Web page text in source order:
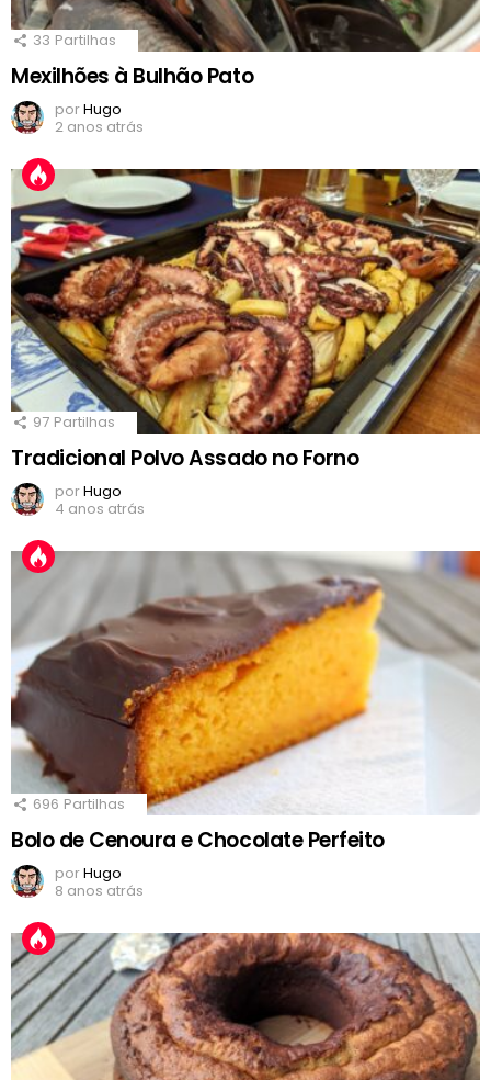
33 Partilhas
Mexilhões à Bulhão Pato
porHugo
2 anos atrás
97 Partilhas
Tradicional Polvo Assado no Forno
porHugo
4 anos atrás
696 Partilhas
Bolo de Cenoura e Chocolate Perfeito
porHugo
8 anos atrás